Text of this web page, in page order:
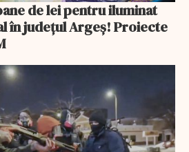
de lei pentru iluminat
în județul Argeș! Proiecte